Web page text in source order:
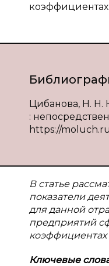
Цибанова, Н. Н.
:
https://
В статье
показатели
для данной
предприятий
Ключевые